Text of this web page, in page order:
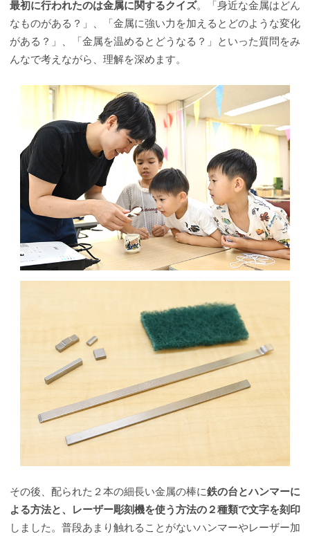
最初に行われたのは金属に関するクイズ。「身近な金属はどん
なものがある？」、「金属に強い力を加えるとどのような変化
がある？」、「金属を温めるとどうなる？」といった質問をみ
んなで考えながら、理解を深めます。
その後、配られた２本の細長い金属の棒に鉄の台とハンマーに
よる方法と、レーザー彫刻機を使う方法の２種類で文字を刻印
しました。普段あまり触れることがないハンマーやレーザー加